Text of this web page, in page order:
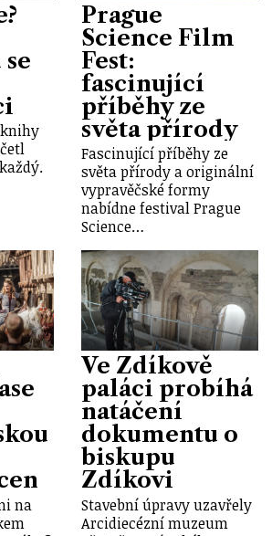
knihy
Prague
Science Film
Fest:
fascinující
příběhy ze
světa přírody
Fascinující příběhy ze
světa přírody a originální
vypravěčské formy
nabídne festival Prague
Science…
na
Ve Zdíkově
paláci probíhá
natáčení
dokumentu o
biskupu
Zdíkovi
Stavební úpravy uzavřely
Arcidiecézní muzeum